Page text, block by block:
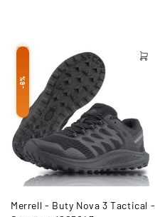
-6%
Merrell - Buty Nova 3 Tactical -